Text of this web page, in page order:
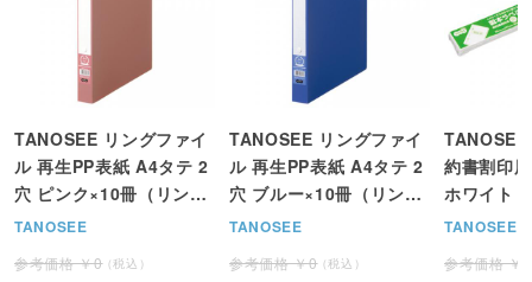
TANOSEE リングファイ
ル 再生PP表紙 A4タテ 2
穴 ピンク×10冊（リング
内径25mm 背幅30mm）
TANOSEE
0
TANOSEE リングファイ
ル 再生PP表紙 A4タテ 2
穴 ブルー×10冊（リング
内径25mm 背幅30mm）
TANOSEE
0
約書割印
ホワイト
TANOSEE